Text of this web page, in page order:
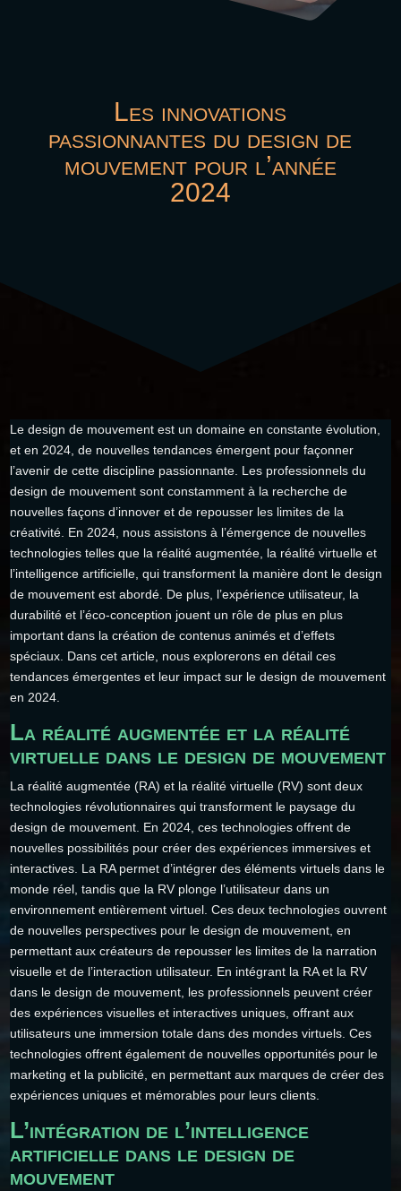
Les innovations
passionnantes du design de
mouvement pour l’année
2024
Le design de mouvement est un domaine en constante évolution,
et en 2024, de nouvelles tendances émergent pour façonner
l’avenir de cette discipline passionnante. Les professionnels du
design de mouvement sont constamment à la recherche de
nouvelles façons d’innover et de repousser les limites de la
créativité. En 2024, nous assistons à l’émergence de nouvelles
technologies telles que la réalité augmentée, la réalité virtuelle et
l’intelligence artificielle, qui transforment la manière dont le design
de mouvement est abordé. De plus, l’expérience utilisateur, la
durabilité et l’éco-conception jouent un rôle de plus en plus
important dans la création de contenus animés et d’effets
spéciaux. Dans cet article, nous explorerons en détail ces
tendances émergentes et leur impact sur le design de mouvement
en 2024.
La réalité augmentée et la réalité
virtuelle dans le design de mouvement
La réalité augmentée (RA) et la réalité virtuelle (RV) sont deux
technologies révolutionnaires qui transforment le paysage du
design de mouvement. En 2024, ces technologies offrent de
nouvelles possibilités pour créer des expériences immersives et
interactives. La RA permet d’intégrer des éléments virtuels dans le
monde réel, tandis que la RV plonge l’utilisateur dans un
environnement entièrement virtuel. Ces deux technologies ouvrent
de nouvelles perspectives pour le design de mouvement, en
permettant aux créateurs de repousser les limites de la narration
visuelle et de l’interaction utilisateur. En intégrant la RA et la RV
dans le design de mouvement, les professionnels peuvent créer
des expériences visuelles et interactives uniques, offrant aux
utilisateurs une immersion totale dans des mondes virtuels. Ces
technologies offrent également de nouvelles opportunités pour le
marketing et la publicité, en permettant aux marques de créer des
expériences uniques et mémorables pour leurs clients.
L’intégration de l’intelligence
artificielle dans le design de
mouvement